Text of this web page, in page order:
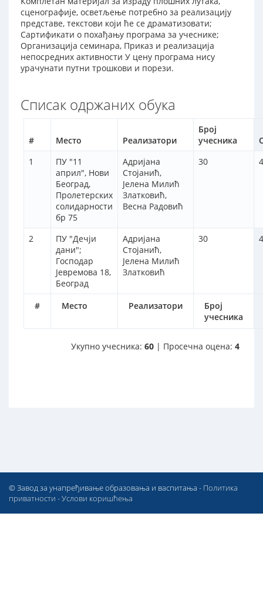
сценографије, осветљење потребно за реализацију
представе, текстови који ће се драматизовати;
Сартификати о похађању програма за учеснике;
Организација семинара, Приказ и реализација
непосредних активности У цену програма нису
урачунати путни трошкови и порези.
Списак одржаних обука
# Место Реализатори
Број
учесника
# Место Реализатори
Број
учесника
1
ПУ "11
април", Нови
Београд,
Пролетерских
солидарности
бр 75
Адријана
Стојанић,
Јелена Милић
Златковић,
Весна Радовић
30 4
2
ПУ "Дечји
дани";
Господар
Јевремова 18,
Београд
Адријана
Стојанић,
Јелена Милић
Златковић
30 4
Укупно учесника: 60 | Просечна оцена: 4
© Завод за унапређивање образовања и васпитања - Политика
приватности -Услови коришћења